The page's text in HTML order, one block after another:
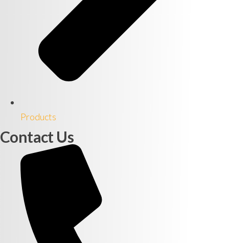
Products
Contact Us